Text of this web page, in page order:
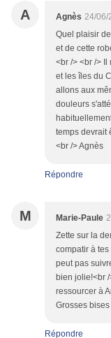
A Agnès 24/06/
Quel plaisir
et de cette
<br /> <br />
et les îles du
allons aux
douleurs
temps devrait
<br /> Agnès
Répondre
M Marie-Paule
Zette sur la
compatir à
peut pas
bien jolie!<br
ressourcer à
Grosses bises
Répondre